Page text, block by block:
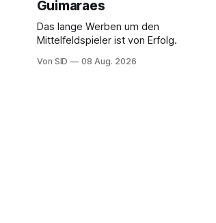
Guimaraes
Das lange Werben um den
Mittelfeldspieler ist von Erfolg.
Von SID 08 Aug. 2026